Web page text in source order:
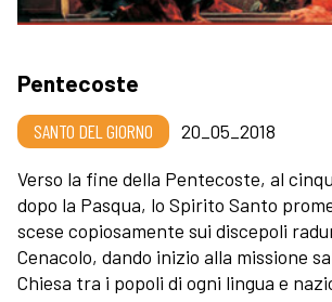
Pentecoste
SANTO DEL GIORNO
20_05_2018
Verso la fine della Pentecoste, al
dopo la Pasqua, lo Spirito Santo
scese copiosamente sui discepoli
Cenacolo, dando inizio alla missione
Chiesa tra i popoli di ogni lingua e